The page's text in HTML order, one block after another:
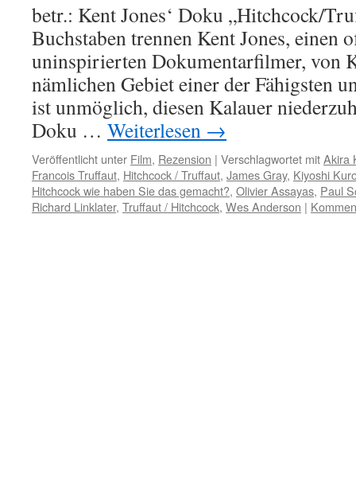
betr.: Kent Jones‘ Doku „Hitchcock/
Buchstaben trennen Kent Jones, einen
uninspirierten Dokumentarfilmer, von
nämlichen Gebiet einer der Fähigsten
ist unmöglich, diesen Kalauer
Doku … Weiterlesen →
Veröffentlicht unter Film, Rezension | Verschlagwortet mitAkira
Francois Truffaut, Hitchcock / Truffaut, James Gray, Kiyoshi
Hitchcock wie haben Sie das gemacht?, Olivier Assayas, Paul
Richard Linklater, Truffaut / Hitchcock, Wes Anderson |